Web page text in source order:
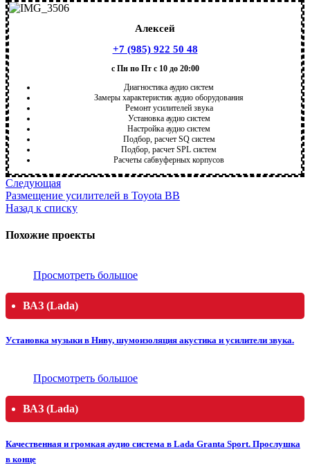
Алексей
+7 (985) 922 50 48
с Пн по Пт с 10 до 20:00
Диагностика аудио систем
Замеры характеристик аудио оборудования
Ремонт усилителей звука
Установка аудио систем
Настройка аудио систем
Подбор, расчет SQ систем
Подбор, расчет SPL систем
Расчеты сабвуферных корпусов
Следующая
Размещение усилителей в Toyota BB
Назад к списку
Похожие проекты
Просмотреть большое
ВАЗ (Lada)
Установка музыки в Ниву, шумоизоляция акустика и усилители звука.
Просмотреть большое
ВАЗ (Lada)
Качественная и громкая аудио система в Lada Granta Sport. Прослушка
в конце